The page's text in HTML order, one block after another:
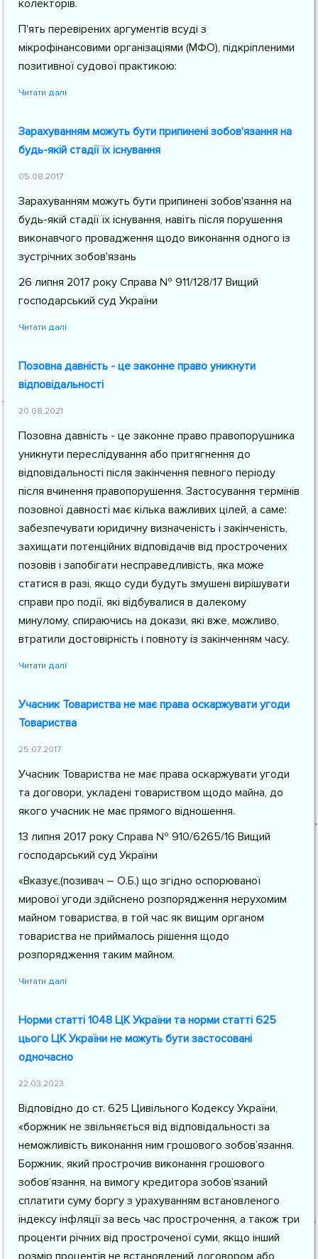
колекторів.
П'ять перевірених аргументів всуді з
мікрофінансовими організаціями (МФО), підкріпленими
позитивної судової практикою:
Читати далі
Зарахуванням можуть бути припинені зобов'язання на
будь-якій стадії їх існування
05.08.2017
Зарахуванням можуть бути припинені зобов'язання на
будь-якій стадії їх існування, навіть після порушення
виконавчого провадження щодо виконання одного із
зустрічних зобов'язань
26 липня 2017 року Справа № 911/128/17 Вищий
господарський суд України
Читати далі
Позовна давність - це законне право уникнути
відповідальності
20.08.2021
Позовна давність - це законне право правопорушника
уникнути переслідування або притягнення до
відповідальності після закінчення певного періоду
після вчинення правопорушення. Застосування термінів
позовної давності має кілька важливих цілей, а саме:
забезпечувати юридичну визначеність і закінченість,
захищати потенційних відповідачів від прострочених
позовів і запобігати несправедливість, яка може
статися в разі, якщо суди будуть змушені вирішувати
справи про події, які відбувалися в далекому
минулому, спираючись на докази, які вже, можливо,
втратили достовірність і повноту із закінченням часу.
Читати далі
Учасник Товариства не має права оскаржувати угоди
Товариства
25.07.2017
Учасник Товариства не має права оскаржувати угоди
та договори, укладені товариством щодо майна, до
якого учасник не має прямого відношення.
13 липня 2017 року Справа № 910/6265/16 Вищий
господарський суд України
«Вказує,(позивач – О.Б.) що згідно оспорюваної
мирової угоди здійснено розпорядження нерухомим
майном товариства, в той час як вищим органом
товариства не приймалось рішення щодо
розпорядження таким майном.
Читати далі
Норми статті 1048 ЦК України та норми статті 625
цього ЦК України не можуть бути застосовані
одночасно
22.03.2023
Відповідно до ст. 625 Цивільного Кодексу України,
«боржник не звільняється від відповідальності за
неможливість виконання ним грошового зобов’язання.
Боржник, який прострочив виконання грошового
зобов’язання, на вимогу кредитора зобов’язаний
сплатити суму боргу з урахуванням встановленого
індексу інфляції за весь час прострочення, а також три
проценти річних від простроченої суми, якщо інший
розмір процентів не встановлений договором або